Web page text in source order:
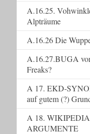
A.16.25.
Alpträume
A.16.26 Die
A.16.27.BUGA
Freaks?
A 17. EKD-
auf gutem (?)
A 18.
ARGUMENTE